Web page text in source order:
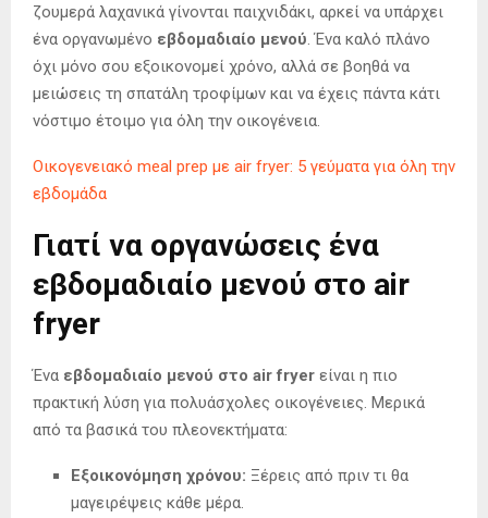
ζουμερά λαχανικά γίνονται παιχνιδάκι, αρκεί να υπάρχει
ένα οργανωμένο εβδομαδιαίο μενού. Ένα καλό πλάνο
όχι μόνο σου εξοικονομεί χρόνο, αλλά σε βοηθά να
μειώσεις τη σπατάλη τροφίμων και να έχεις πάντα κάτι
νόστιμο έτοιμο για όλη την οικογένεια.
Οικογενειακό meal prep με air fryer: 5 γεύματα για όλη την
εβδομάδα
Γιατί να οργανώσεις ένα
εβδομαδιαίο μενού στο air
fryer
Ένα εβδομαδιαίο μενού στο air fryer είναι η πιο
πρακτική λύση για πολυάσχολες οικογένειες. Μερικά
από τα βασικά του πλεονεκτήματα:
Εξοικονόμηση χρόνου: Ξέρεις από πριν τι θα
μαγειρέψεις κάθε μέρα.